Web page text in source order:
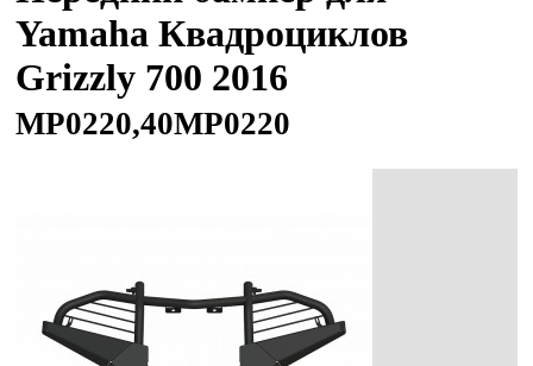
Yamaha Квадроциклов
Grizzly 700 2016
MP0220,40MP0220